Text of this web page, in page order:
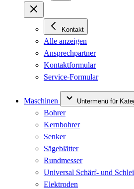
Kontakt
Alle anzeigen
Ansprechpartner
Kontaktformular
Service-Formular
Maschinen Untermenü für
Bohrer
Kernbohrer
Senker
Sägeblätter
Rundmesser
Universal Schärf- und
Elektroden